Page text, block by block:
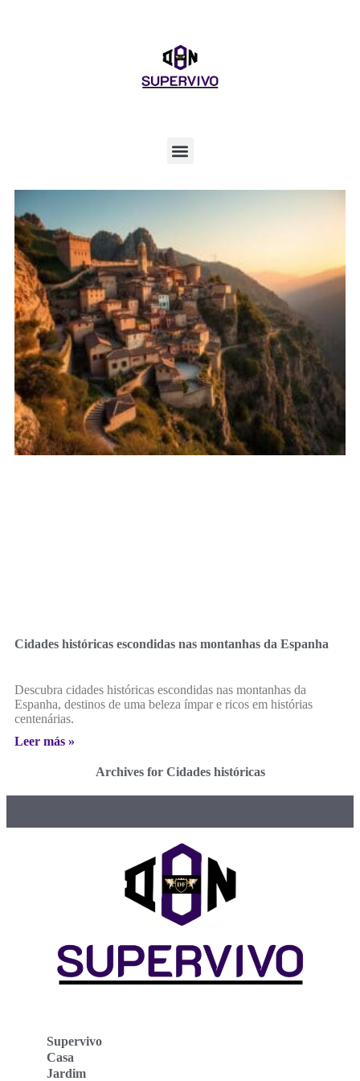
Cidades históricas escondidas nas montanhas da Espanha
Descubra cidades históricas escondidas nas montanhas da
Espanha, destinos de uma beleza ímpar e ricos em histórias
centenárias.
Leer más »
Archives for Cidades históricas
Supervivo
Casa
Jardim